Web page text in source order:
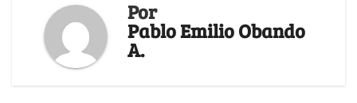
Por
Pablo Emilio Obando
A.